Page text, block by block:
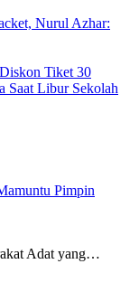
Nurul Azhar:
Tiket 30
Saat Libur Sekolah
Pimpin
Adat yang…